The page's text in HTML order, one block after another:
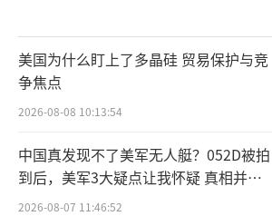
美国为什么盯上了多晶硅 贸易保护与竞
争焦点
2026-08-08 10:13:54
中国真发现不了美军无人艇？052D被拍
到后，美军3大疑点让我怀疑 真相并非
如此
2026-08-07 11:46:52